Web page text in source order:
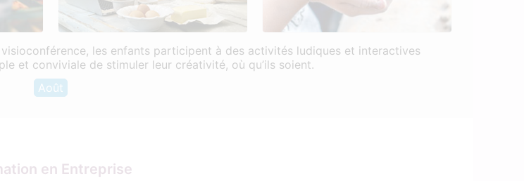
les enfants participent à des activités ludiques et interactives
et conviviale de stimuler leur créativité, où qu’ils soient.
Août
en Entreprise